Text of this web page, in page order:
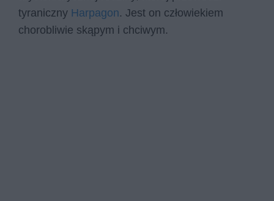
tyraniczny Harpagon. Jest on człowiekiem
chorobliwie skąpym i chciwym.